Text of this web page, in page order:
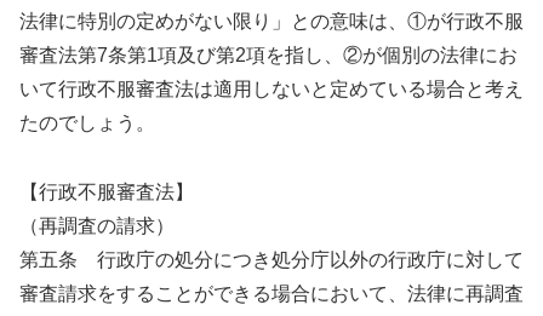
法律に特別の定めがない限り」との意味は、①が行政不服
審査法第7条第1項及び第2項を指し、②が個別の法律にお
いて行政不服審査法は適用しないと定めている場合と考え
たのでしょう。
【行政不服審査法】
（再調査の請求）
第五条 行政庁の処分につき処分庁以外の行政庁に対して
審査請求をすることができる場合において、法律に再調査